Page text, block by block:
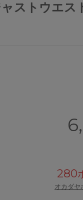
ャストウエストボーイレ
ストウエス
280
オカダヤ